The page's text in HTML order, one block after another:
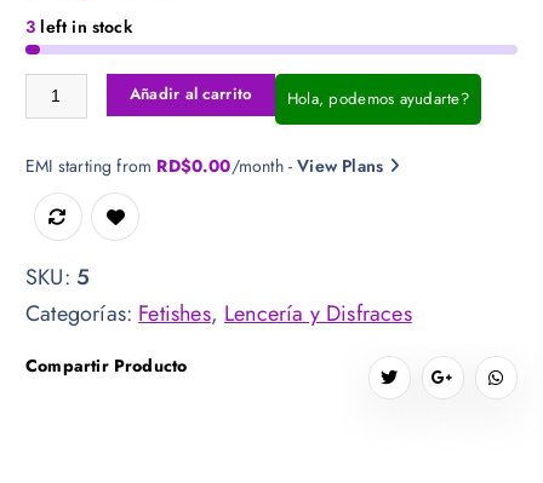
3 left in stock
Esposas Con Hebilla Cruzada Manos y Pies cantidad
Añadir al carrito Hola, podemos ayudarte?
EMI starting from RD$0.00/month -View Plans
SKU: 5
Categorías:Fetishes,Lencería y Disfraces
Compartir Producto